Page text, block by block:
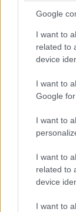
Google
I want to
related to
device
I want to
Google
I want to
I want to
related to
device
I want to